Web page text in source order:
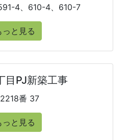
4、610-4、610-7
っと見る
目PJ新築工事
番 37
っと見る